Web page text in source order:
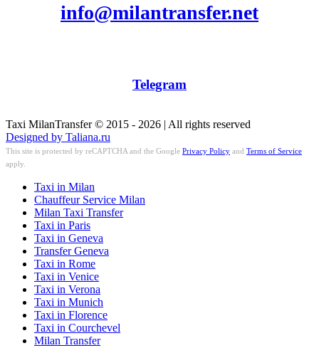
info@milantransfer.net
Telegram
Taxi MilanTransfer © 2015 - 2026 | All rights reserved
Designed by Taliana.ru
This site is protected by reCAPTCHA and the Google Privacy Policy and Terms of Service
apply.
Taxi in Milan
Chauffeur Service Milan
Milan Taxi Transfer
Taxi in Paris
Taxi in Geneva
Transfer Geneva
Taxi in Rome
Taxi in Venice
Taxi in Verona
Taxi in Munich
Taxi in Florence
Taxi in Courchevel
Milan Transfer